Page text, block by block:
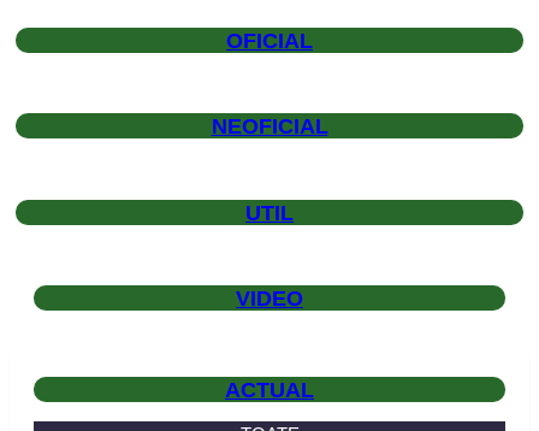
OFICIAL
NEOFICIAL
UTIL
VIDEO
ACTUAL